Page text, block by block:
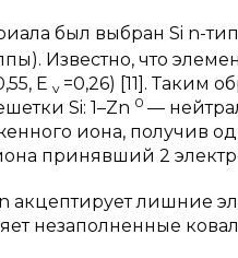
был выбран Si n-
Известно, что
E v =0,26) [11]. Таким
Si: 1–Zn 0 —
иона, получив
принявший 2
акцептирует лишние
незаполненные